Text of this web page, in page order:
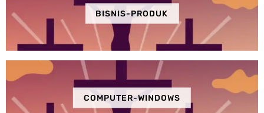
BISNIS-PRODUK
COMPUTER-WINDOWS